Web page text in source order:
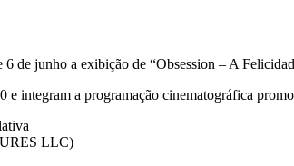
6 de junho a exibição de “Obsession – A
e integram a programação cinematográfica
LLC)